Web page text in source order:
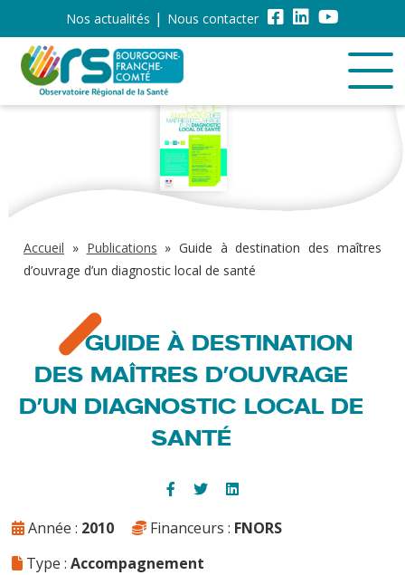
Nos actualités Nous contacter
Accueil » Publications » Guide à destination des maîtres
d’ouvrage d’un diagnostic local de santé
GUIDE À DESTINATION
DES MAÎTRES D’OUVRAGE
D’UN DIAGNOSTIC LOCAL DE
SANTÉ
Année : 2010 Financeurs : FNORS
Type :Accompagnement